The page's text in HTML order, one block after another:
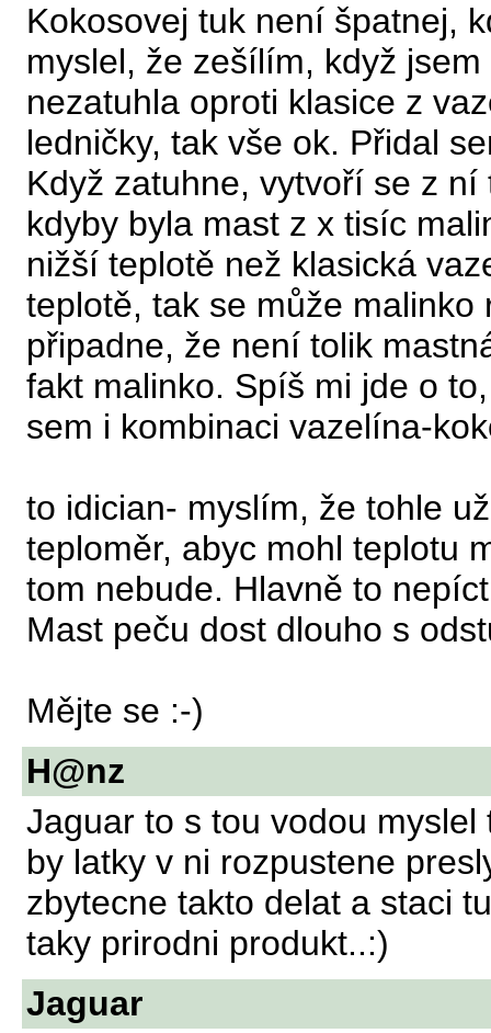
Kokosovej tuk není špatnej,
myslel, že zešílím, když
nezatuhla oproti klasice z
ledničky, tak vše ok. Přidal
Když zatuhne, vytvoří se z
kdyby byla mast z x tisíc
nižší teplotě než klasická
teplotě, tak se může
připadne, že není tolik
fakt malinko. Spíš mi jde o
sem i kombinaci vazelína-
to idician- myslím, že tohle
teploměr, abyc mohl teplotu
tom nebude. Hlavně to
Mast peču dost dlouho s
Mějte se :-)
H@nz
Jaguar to s tou vodou
by latky v ni rozpustene
zbytecne takto delat a staci
taky prirodni produkt..:)
Jaguar